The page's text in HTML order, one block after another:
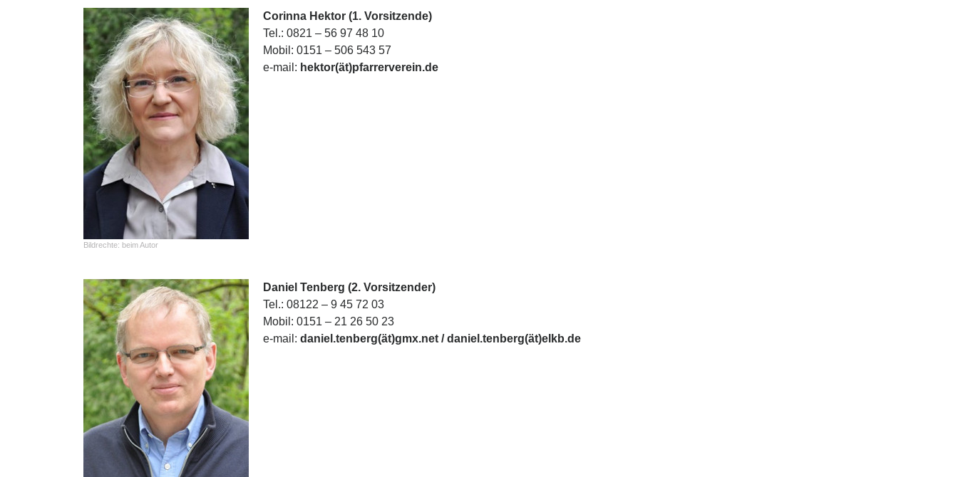
Bildrechte: beim Autor
Corinna Hektor (1. Vorsitzende)
Tel.: 0821 – 56 97 48 10
Mobil: 0151 – 506 543 57
e-mail: hektor(ät)pfarrerverein.de
Daniel Tenberg (2. Vorsitzender)
Tel.: 08122 – 9 45 72 03
Mobil: 0151 – 21 26 50 23
e-mail: daniel.tenberg(ät)gmx.net / daniel.tenberg(ät)elkb.de